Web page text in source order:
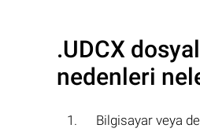
.UDCX
nedenleri
Bilgisayar veya